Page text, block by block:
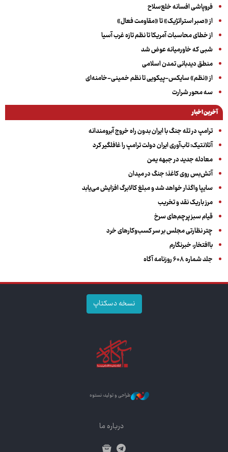
فروپاشی افسانه خلع‌سلاح
از «صبر استراتژیک» تا «مقاومت فعال»
از خطای محاسبات آمریکا تا نظم تازه غرب آسیا
شبی که خاورمیانه عوض شد
منطق دیدبانی تمدن اسلامی
از «نظم» سایکس-پیکویی تا نظم خمینی-خامنه‌ای
سه‌ محور شرارت
آخرین اخبار
ترامپ در تله جنگ با ایران بدون راه خروج آبرومندانه
آتلانتیک: تاب‌آوری ایران دولت ترامپ را غافلگیر کرد
معادله جدید در جبهه یمن
آتش‌بس روی کاغذ؛ جنگ در میدان
سایپا واگذار خواهد شد و مبلغ کالابرگ افزایش می‌یابد
مرز باریک نقد و تخریب
قیام سبز پرچم‌های سرخ
چتر نظارتی مجلس بر سر کسب‌وکارهای خرد
باافتخار، خبرنگارم
جلد شماره ۶۰۸ روزنامه آگاه
نسخه دسکتاپ
طراحی و تولید: نستوه
درباره ما